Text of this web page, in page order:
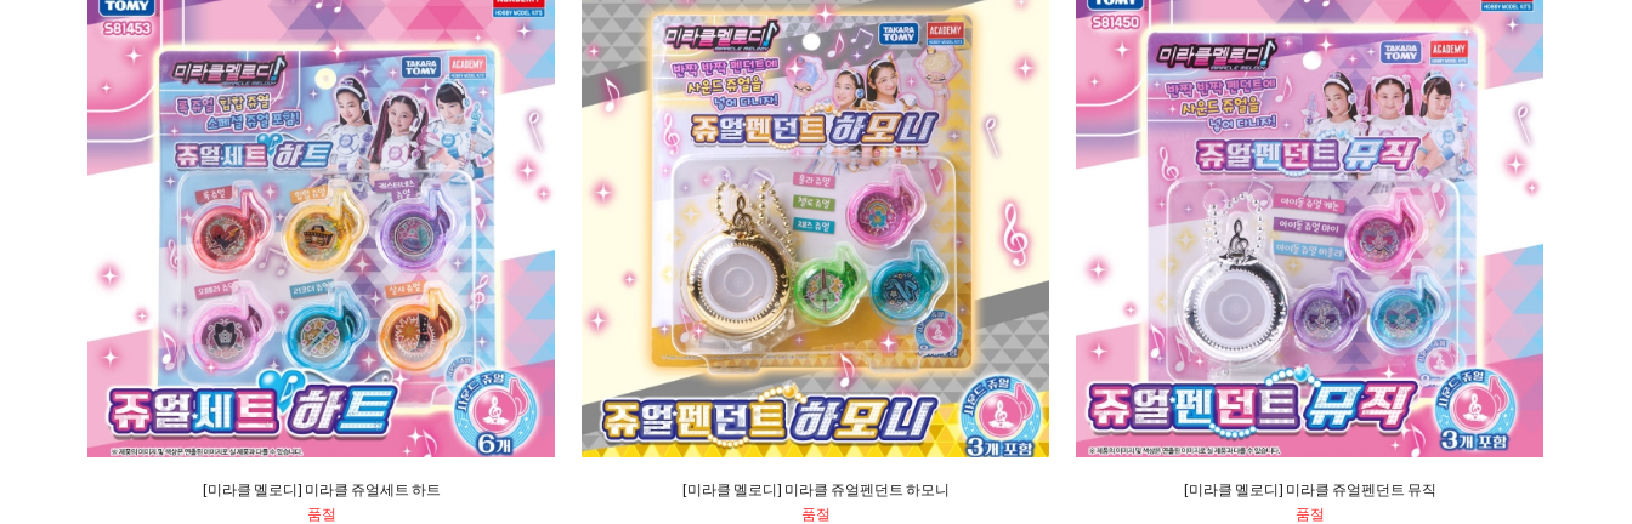
[미라클 멜로디] 미라클 쥬얼세트 하트
품절
[미라클 멜로디] 미라클 쥬얼펜던트 하모니
품절
[미라클 멜로디] 미라클 쥬얼펜던트 뮤직
품절